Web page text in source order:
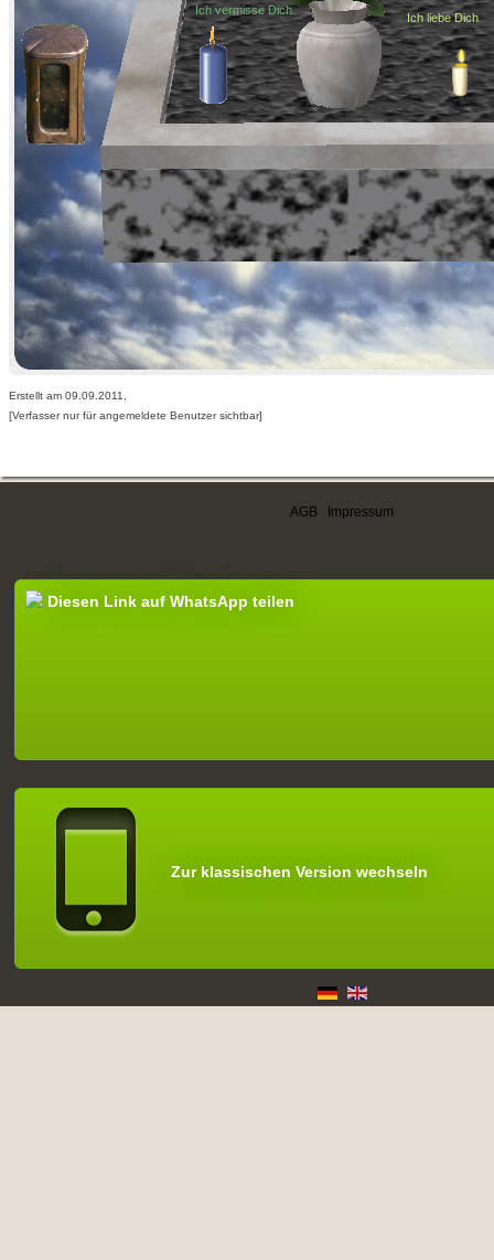
Ich liebe Dich
Ich vermisse Dich
Erstellt am 09.09.2011,
[Verfasser nur für angemeldete Benutzer sichtbar]
AGB Impressum
Diesen Link auf WhatsApp teilen
Zur klassischen Version wechseln